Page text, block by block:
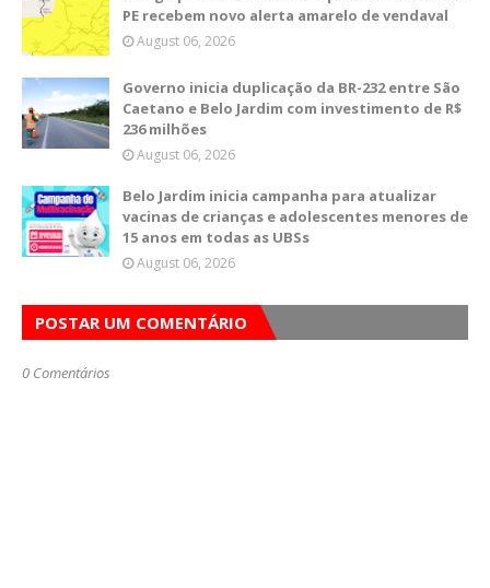
PE recebem novo alerta amarelo de vendaval
August 06, 2026
Governo inicia duplicação da BR-232 entre São
Caetano e Belo Jardim com investimento de R$
236 milhões
August 06, 2026
Belo Jardim inicia campanha para atualizar
vacinas de crianças e adolescentes menores de
15 anos em todas as UBSs
August 06, 2026
POSTAR UM COMENTÁRIO
0 Comentários